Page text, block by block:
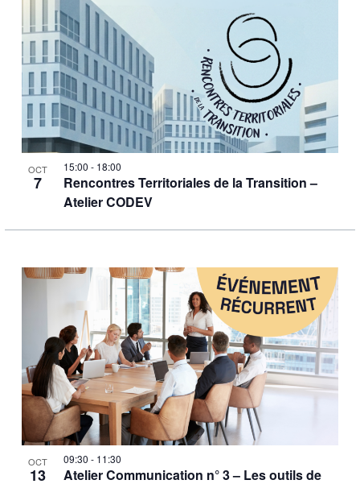
OCT
7
15:00- 18:00
Rencontres Territoriales de la Transition –
Atelier CODEV
OCT
13
09:30- 11:30
Atelier Communication n° 3 – Les outils de